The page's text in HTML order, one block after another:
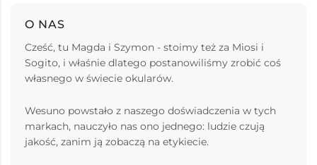
O NAS
Cześć, tu Magda i Szymon - stoimy też za Miosi i
Sogito, i właśnie dlatego postanowiliśmy zrobić coś
własnego w świecie okularów.
Wesuno powstało z naszego doświadczenia w tych
markach, nauczyło nas ono jednego: ludzie czują
jakość, zanim ją zobaczą na etykiecie.